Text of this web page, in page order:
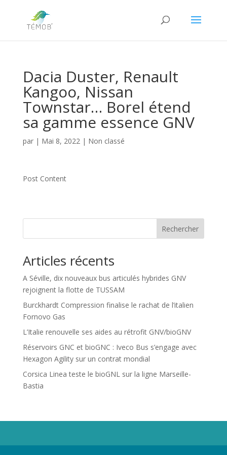
Dacia Duster, Renault
Kangoo, Nissan
Townstar… Borel étend
sa gamme essence GNV
par | Mai 8, 2022| Non classé
Post Content
Rechercher
Articles récents
A Séville, dix nouveaux bus articulés hybrides GNV
rejoignent la flotte de TUSSAM
Burckhardt Compression finalise le rachat de l’italien
Fornovo Gas
L’Italie renouvelle ses aides au rétrofit GNV/bioGNV
Réservoirs GNC et bioGNC : Iveco Bus s’engage avec
Hexagon Agility sur un contrat mondial
Corsica Linea teste le bioGNL sur la ligne Marseille-
Bastia
Propriété de Territoire d'Energie Lot-et-Garonne. Voir